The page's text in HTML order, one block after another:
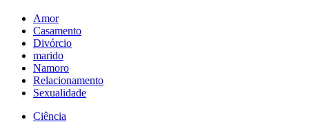
Amor
Casamento
Divórcio
marido
Namoro
Relacionamento
Sexualidade
Ciência